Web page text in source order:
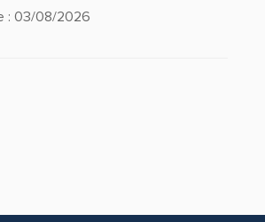
: 03/08/2026